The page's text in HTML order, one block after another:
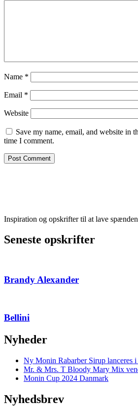
Name *
Email *
Website
Save my name, email, and website in
time I comment.
Inspiration og opskrifter til at lave
Seneste opskrifter
Brandy Alexander
Bellini
Nyheder
Ny Monin Rabarber Sirup lanceres
Mr. & Mrs. T Bloody Mary Mix
Monin Cup 2024 Danmark
Nyhedsbrev